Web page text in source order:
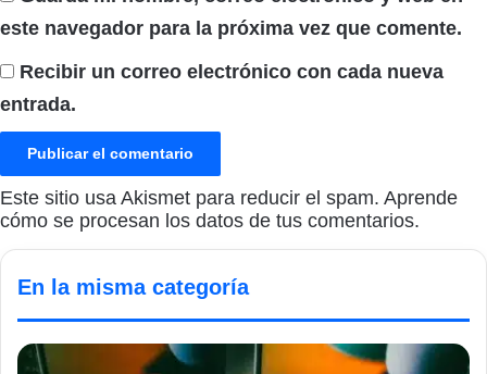
este navegador para la próxima vez que comente.
Recibir un correo electrónico con cada nueva
entrada.
Este sitio usa Akismet para reducir el spam. Aprende
cómo se procesan los datos de tus comentarios.
En la misma categoría